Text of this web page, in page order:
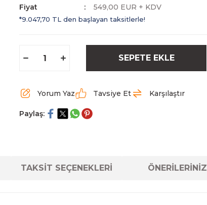
Fiyat
549,00 EUR + KDV
*9.047,70 TL den başlayan taksitlerle!
SEPETE EKLE
Yorum Yaz Tavsiye Et Karşılaştır
Paylaş:
TAKSİT SEÇENEKLERİ ÖNERİLERİNİZ